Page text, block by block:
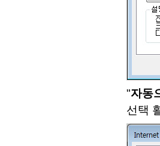
"자동
선택